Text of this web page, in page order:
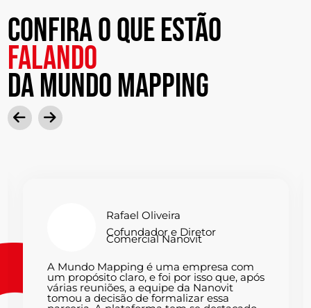
Confira o que estão
falando
da mundo mapping
Rafael Oliveira
Cofundador e Diretor
Comercial Nanovit
A Mundo Mapping é uma empresa com
um propósito claro, e foi por isso que, após
várias reuniões, a equipe da Nanovit
tomou a decisão de formalizar essa